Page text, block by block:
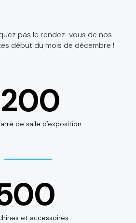
pas le rendez-vous de nos
début du mois de décembre !
de salle d'exposition
et accessoires